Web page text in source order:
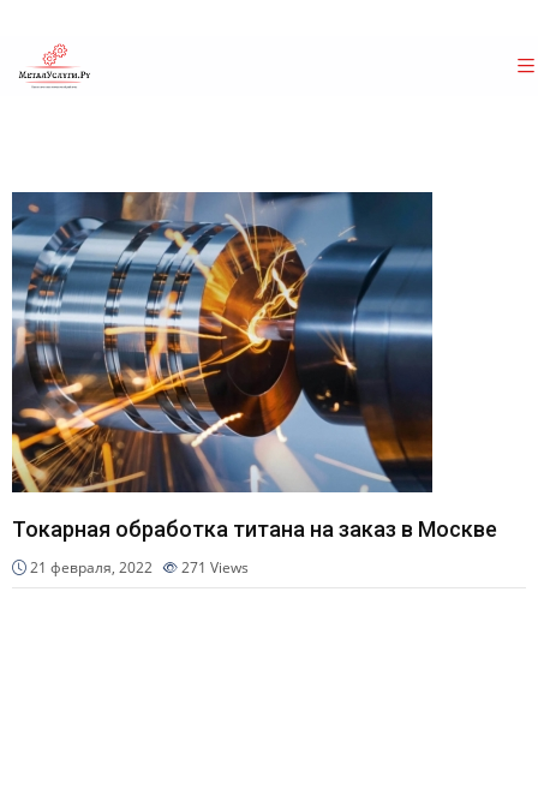
Токарная обработка титана на заказ в Москве
21 февраля, 2022 271 Views